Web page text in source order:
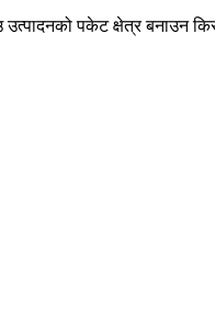
पकेट क्षेत्र बनाउन